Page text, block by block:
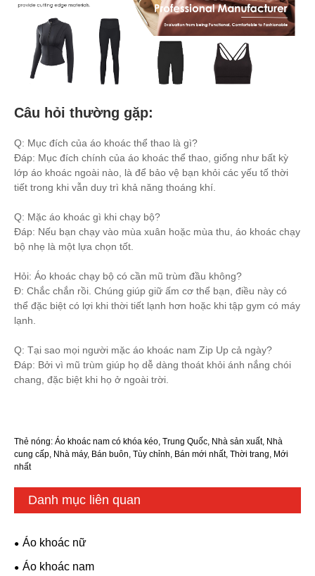
Câu hỏi thường gặp:
Q: Mục đích của áo khoác thể thao là gì?
Đáp: Mục đích chính của áo khoác thể thao, giống như bất kỳ
lớp áo khoác ngoài nào, là để bảo vệ bạn khỏi các yếu tố thời
tiết trong khi vẫn duy trì khả năng thoáng khí.
Q: Mặc áo khoác gì khi chạy bộ?
Đáp: Nếu bạn chạy vào mùa xuân hoặc mùa thu, áo khoác chạy
bộ nhẹ là một lựa chọn tốt.
Hỏi: Áo khoác chạy bộ có cần mũ trùm đầu không?
Đ: Chắc chắn rồi. Chúng giúp giữ ấm cơ thể bạn, điều này có
thể đặc biệt có lợi khi thời tiết lạnh hơn hoặc khi tập gym có máy
lạnh.
Q: Tại sao mọi người mặc áo khoác nam Zip Up cả ngày?
Đáp: Bởi vì mũ trùm giúp họ dễ dàng thoát khỏi ánh nắng chói
chang, đặc biệt khi họ ở ngoài trời.
Thẻ nóng: Áo khoác nam có khóa kéo, Trung Quốc, Nhà sản xuất, Nhà
cung cấp, Nhà máy, Bán buôn, Tùy chỉnh, Bán mới nhất, Thời trang, Mới
nhất
Danh mục liên quan
Áo khoác nữ
Áo khoác nam